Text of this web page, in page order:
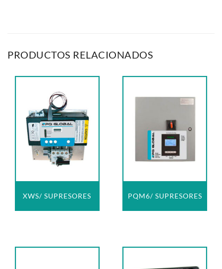
PRODUCTOS RELACIONADOS
XWS/ SUPRESORES PQM6/ SUPRESORES